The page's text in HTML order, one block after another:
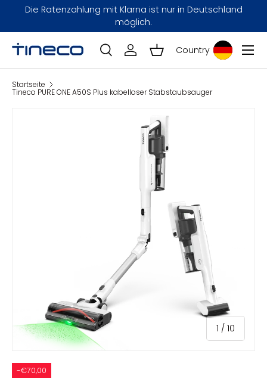
Die Ratenzahlung mit Klarna ist nur in Deutschland
möglich.
Search
SucheEinloggenEinkaufskorb
Country Menü
Startseite
Tineco PURE ONE A50S Plus kabelloser Stabstaubsauger
1 / von
10
-€70,00